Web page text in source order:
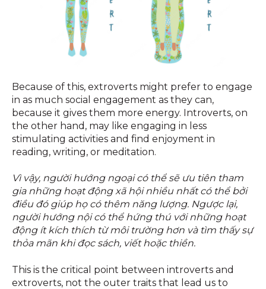
Because of this, extroverts might prefer to engage
in as much social engagement as they can,
because it gives them more energy. Introverts, on
the other hand, may like engaging in less
stimulating activities and find enjoyment in
reading, writing, or meditation.
Vì vậy, người hướng ngoại có thể sẽ ưu tiên tham
gia những hoạt động xã hội nhiều nhất có thể bởi
điều đó giúp họ có thêm năng lượng. Ngược lại,
người hướng nội có thể hứng thú với những hoạt
động ít kích thích từ môi trường hơn và tìm thấy sự
thỏa mãn khi đọc sách, viết hoặc thiền.
This is the critical point between introverts and
extroverts, not the outer traits that lead us to